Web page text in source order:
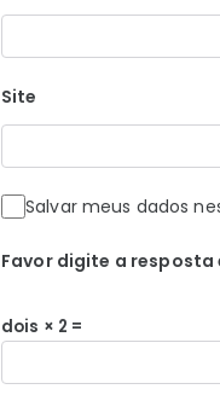
Site
Salvar meus dados
Favor digite a resposta
dois × 2 =